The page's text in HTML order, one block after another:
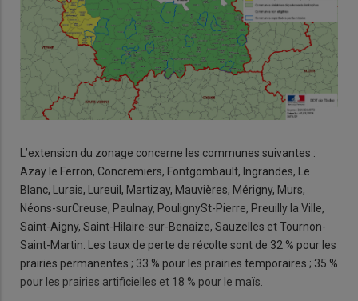
L’extension du zonage concerne les communes suivantes :
Azay le Ferron, Concremiers, Fontgombault, Ingrandes, Le
Blanc, Lurais, Lureuil, Martizay, Mauvières, Mérigny, Murs,
Néons-surCreuse, Paulnay, PoulignySt-Pierre, Preuilly la Ville,
Saint-Aigny, Saint-Hilaire-sur-Benaize, Sauzelles et Tournon-
Saint-Martin. Les taux de perte de récolte sont de 32 % pour les
prairies permanentes ; 33 % pour les prairies temporaires ; 35 %
pour les prairies artificielles et 18 % pour le maïs.